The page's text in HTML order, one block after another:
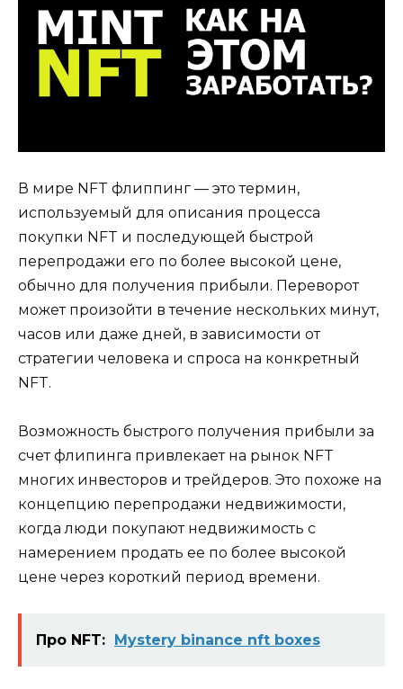
В мире NFT флиппинг — это термин,
используемый для описания процесса
покупки NFT и последующей быстрой
перепродажи его по более высокой цене,
обычно для получения прибыли. Переворот
может произойти в течение нескольких минут,
часов или даже дней, в зависимости от
стратегии человека и спроса на конкретный
NFT.
Возможность быстрого получения прибыли за
счет флипинга привлекает на рынок NFT
многих инвесторов и трейдеров. Это похоже на
концепцию перепродажи недвижимости,
когда люди покупают недвижимость с
намерением продать ее по более высокой
цене через короткий период времени.
Про NFT: Mystery binance nft boxes